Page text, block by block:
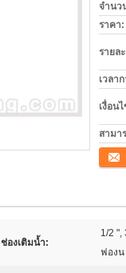
จำนว
ราคา:
รายล
เวลา
เงื่อน
สามา
ติดต่อ
ช่องเติมน้ำ:
1/2 ",
ฟองน